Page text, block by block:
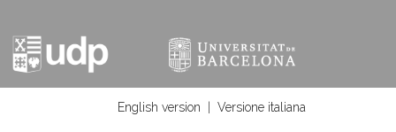
English version Versione italiana